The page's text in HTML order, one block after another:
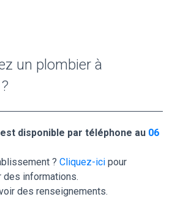
un plombier à
disponible par téléphone au 06
? Cliquez-ici pour
des informations.
des renseignements.